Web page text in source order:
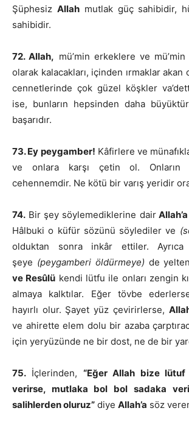
Şüphesiz Allahmutlak güç sahibidir,
sahibidir.
72. Allah, mü’min erkeklere ve
olarak kalacakları, içinden ırmaklar
cennetlerinde çok güzel köşkler
ise, bunların hepsinden daha
başarıdır.
73. Ey peygamber! Kâfirlere ve
ve onlara karşı çetin ol. Onların
cehennemdir. Ne kötü bir varış yeridir
74. Bir şey söylemediklerine dairAllah’a
Hâlbuki o küfür sözünü söylediler ve
olduktan sonra inkâr ettiler. Ayrıca
şeye (peygamberi öldürmeye) de
ve Resûlü kendi lütfu ile onları zengin
almaya kalktılar. Eğer tövbe
hayırlı olur. Şayet yüz çevirirlerse,
ve ahirette elem dolu bir azaba
için yeryüzünde ne bir dost, ne de bir
75. İçlerinden, “Eğer Allah bize
verirse, mutlaka bol bol sadaka
salihlerden oluruz” diye Allah’a söz